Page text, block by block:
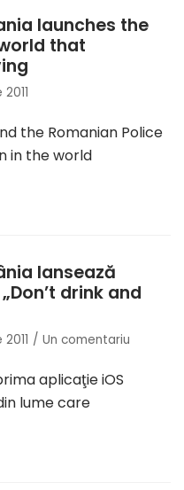
launches the
that
the Romanian Police
in the world
lansează
drink and
Un comentariu
aplicaţie iOS
lume care